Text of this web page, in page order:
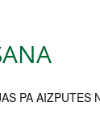
PA AIZPUTES